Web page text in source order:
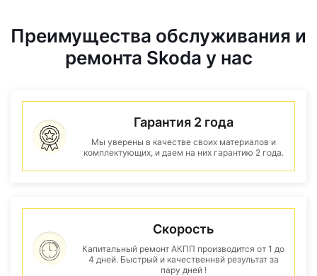
Преимущества обслуживания и
ремонта Skoda у нас
Гарантия 2 года
Мы уверены в качестве своих материалов и
комплектующих, и даем на них гарантию 2 года.
Скорость
Капитальный ремонт АКПП производится от 1 до
4 дней. Быстрый и качественнвй результат за
пару дней !